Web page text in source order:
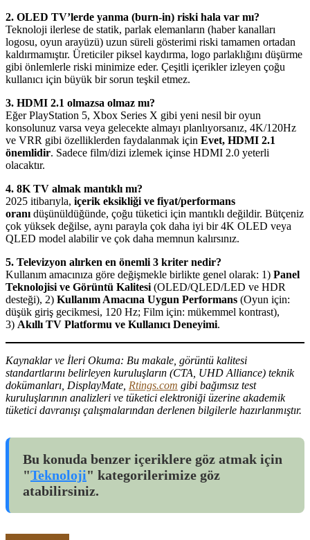
2. OLED TV’lerde yanma (burn-in) riski hala var mı?
Teknoloji ilerlese de statik, parlak elemanların (haber kanalları
logosu, oyun arayüzü) uzun süreli gösterimi riski tamamen ortadan
kaldırmamıştır. Üreticiler piksel kaydırma, logo parlaklığını düşürme
gibi önlemlerle riski minimize eder. Çeşitli içerikler izleyen çoğu
kullanıcı için büyük bir sorun teşkil etmez.
3. HDMI 2.1 olmazsa olmaz mı?
Eğer PlayStation 5, Xbox Series X gibi yeni nesil bir oyun
konsolunuz varsa veya gelecekte almayı planlıyorsanız, 4K/120Hz
ve VRR gibi özelliklerden faydalanmak için Evet, HDMI 2.1
önemlidir. Sadece film/dizi izlemek içinse HDMI 2.0 yeterli
olacaktır.
4. 8K TV almak mantıklı mı?
2025 itibarıyla, içerik eksikliği ve fiyat/performans
oranı düşünüldüğünde, çoğu tüketici için mantıklı değildir. Bütçeniz
çok yüksek değilse, aynı parayla çok daha iyi bir 4K OLED veya
QLED model alabilir ve çok daha memnun kalırsınız.
5. Televizyon alırken en önemli 3 kriter nedir?
Kullanım amacınıza göre değişmekle birlikte genel olarak: 1) Panel
Teknolojisi ve Görüntü Kalitesi (OLED/QLED/LED ve HDR
desteği), 2) Kullanım Amacına Uygun Performans (Oyun için:
düşük giriş gecikmesi, 120 Hz; Film için: mükemmel kontrast),
3) Akıllı TV Platformu ve Kullanıcı Deneyimi.
Kaynaklar ve İleri Okuma: Bu makale, görüntü kalitesi
standartlarını belirleyen kuruluşların (CTA, UHD Alliance) teknik
dokümanları, DisplayMate, Rtings.com gibi bağımsız test
kuruluşlarının analizleri ve tüketici elektroniği üzerine akademik
tüketici davranışı çalışmalarından derlenen bilgilerle hazırlanmıştır.
Bu konuda benzer içeriklere göz atmak için
"Teknoloji" kategorilerimize göz
atabilirsiniz.